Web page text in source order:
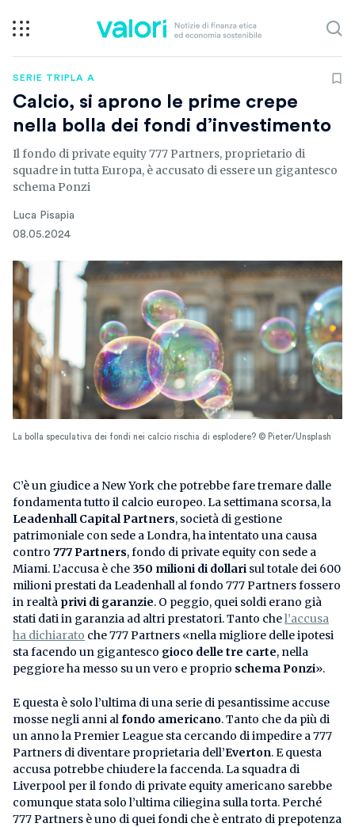
SERIE TRIPLA A
Calcio, si aprono le prime crepe
nella bolla dei fondi d’investimento
Il fondo di private equity 777 Partners, proprietario di
squadre in tutta Europa, è accusato di essere un gigantesco
schema Ponzi
Luca Pisapia
08.05.2024
La bolla speculativa dei fondi nei calcio rischia di esplodere? © Pieter/Unsplash
C’è un giudice a New York che potrebbe fare tremare dalle
fondamenta tutto il calcio europeo. La settimana scorsa, la
Leadenhall Capital Partners, società di gestione
patrimoniale con sede a Londra, ha intentato una causa
contro 777 Partners, fondo di private equity con sede a
Miami. L’accusa è che 350 milioni di dollari sul totale dei 600
milioni prestati da Leadenhall al fondo 777 Partners fossero
in realtà privi di garanzie. O peggio, quei soldi erano già
stati dati in garanzia ad altri prestatori. Tanto chel’accusa
ha dichiarato che 777 Partners «nella migliore delle ipotesi
sta facendo un gigantesco gioco delle tre carte, nella
peggiore ha messo su un vero e proprio schema Ponzi».
E questa è solo l’ultima di una serie di pesantissime accuse
mosse negli anni alfondo americano. Tanto che da più di
un anno la Premier League sta cercando di impedire a 777
Partners di diventare proprietaria dell’Everton. E questa
accusa potrebbe chiudere la faccenda. La squadra di
Liverpool per il fondo di private equity americano sarebbe
comunque stata solo l’ultima ciliegina sulla torta. Perché
777 Partners è uno di quei fondi che è entrato di prepotenza